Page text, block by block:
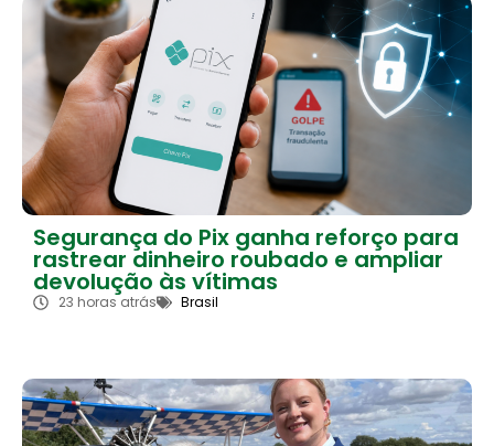
Segurança do Pix ganha reforço para
rastrear dinheiro roubado e ampliar
devolução às vítimas
23 horas atrás Brasil